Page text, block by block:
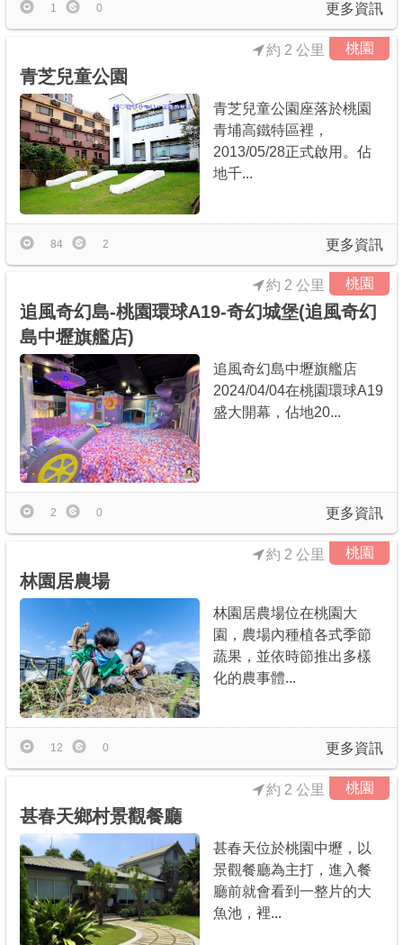
更多資訊
1 0
桃園
青芝兒童公園
約 2 公里
青芝兒童公園座落於桃園
青埔高鐵特區裡，
2013/05/28正式啟用。佔
地千...
更多資訊
84 2
桃園
追風奇幻島-桃園環球A19-奇幻城堡(追風奇幻
島中壢旗艦店)
約 2 公里
追風奇幻島中壢旗艦店
2024/04/04在桃園環球A19
盛大開幕，佔地20...
更多資訊
2 0
桃園
林園居農場
約 2 公里
林園居農場位在桃園大
園，農場內種植各式季節
蔬果，並依時節推出多樣
化的農事體...
更多資訊
12 0
桃園
甚春天鄉村景觀餐廳
約 2 公里
甚春天位於桃園中壢，以
景觀餐廳為主打，進入餐
廳前就會看到一整片的大
魚池，裡...